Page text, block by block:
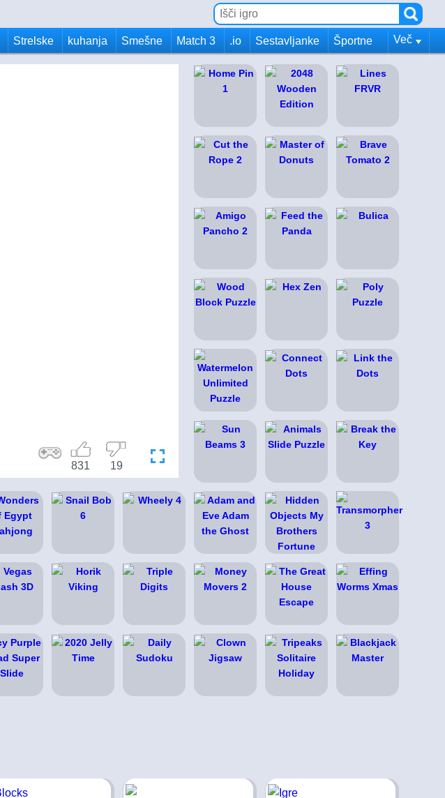
Strelske kuhanja Smešne Match 3 .io Sestavljanke Športne Več
19
831